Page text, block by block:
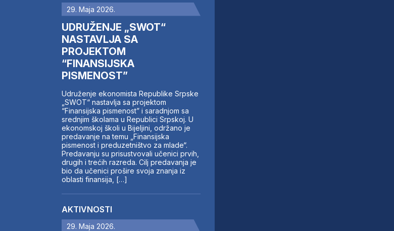
29. Maja 2026.
UDRUŽENJE „SWOT“
NASTAVLJA SA
PROJEKTOM
“FINANSIJSKA
PISMENOST”
Udruženje ekonomista Republike Srpske
„SWOT“ nastavlja sa projektom
“Finansijska pismenost” i saradnjom sa
srednjim školama u Republici Srpskoj. U
ekonomskoj školi u Bijeljini, održano je
predavanje na temu „Finansijska
pismenost i preduzetništvo za mlade“.
Predavanju su prisustvovali učenici prvih,
drugih i trećih razreda. Cilj predavanja je
bio da učenici prošire svoja znanja iz
oblasti finansija, […]
AKTIVNOSTI
29. Maja 2026.